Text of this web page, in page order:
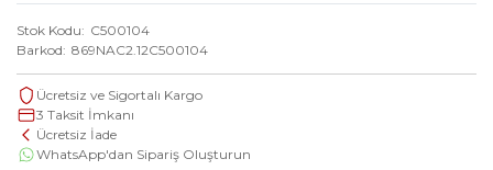
Stok Kodu
C500104
Barkod 869NAC2.12C500104
Ücretsiz ve Sigortalı Kargo
3 Taksit İmkanı
Ücretsiz İade
WhatsApp'dan Sipariş Oluşturun